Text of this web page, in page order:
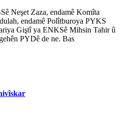
Neşet Zaza, endamê Komîta
endamê Polîtburoya PYKS
Giştî ya ENKSê Mihsin Tahir û
PYDê de ne. Bas